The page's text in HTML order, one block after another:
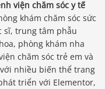
viện chăm sóc y tế
khám chăm sóc sức
sĩ, trung tâm phẫu
phòng khám nha
chăm sóc trẻ em và
nhiều biến thể trang
triển với Elementor,